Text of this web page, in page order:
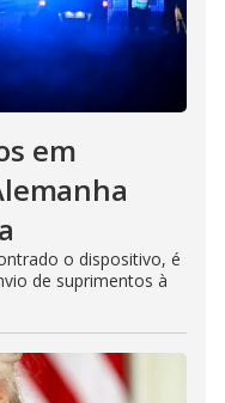
em
o dispositivo, é
de suprimentos à